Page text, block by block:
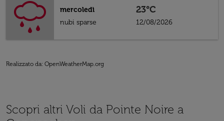
mercoledì
nubi sparse
23°C
12/08/2026
Realizzato da: OpenWeatherMap.org
Scopri altri Voli da Pointe Noire a